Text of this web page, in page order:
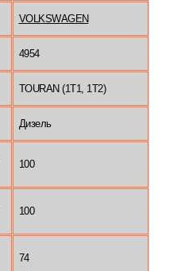
VOLKSWAGEN
4954
TOURAN (1T1, 1T2)
Дизель
100
100
74